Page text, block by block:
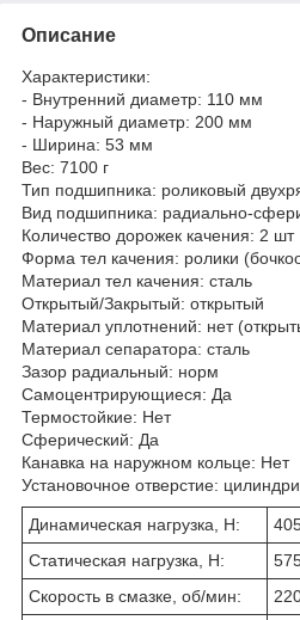
Описание
Характеристики:
- Внутренний диаметр: 110 мм
- Наружный диаметр: 200 мм
- Ширина: 53 мм
Вес: 7100 г
Тип подшипника: роликовый
Вид подшипника: радиально-
Количество дорожек качения: 2 шт
Форма тел качения: ролики
Материал тел качения: сталь
Открытый/Закрытый: открытый
Материал уплотнений: нет
Материал сепаратора: сталь
Зазор радиальный: норм
Самоцентрирующиеся: Да
Термостойкие: Нет
Сферический: Да
Канавка на наружном кольце: Нет
Установочное отверстие:
Динамическая нагрузка, Н:
Статическая нагрузка, Н:
Скорость в смазке, об/мин: